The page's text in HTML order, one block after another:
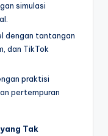
simulasi
dengan tantangan
dan TikTok
praktisi
pertempuran
Tak